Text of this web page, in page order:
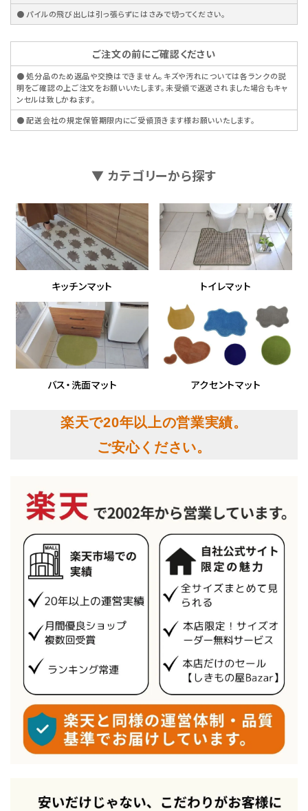
● パイルの飛び出しは引っ張らずにはさみで切ってください。
ご注文の前にご確認ください
● 処分品のため返品や交換はできません。キズや汚れについては各ランクの説
明をご確認の上ご注文をお願いいたします。未受領で返送されました場合もキャ
ンセルは致しかねます。
● 配送会社の規定保管期限内にご受領頂きます様お願いいたします。
▼ カテゴリーから探す
キッチンマット トイレマット
バス・洗面マット アクセントマット
楽天で20年以上の営業実績。
ご安心ください。